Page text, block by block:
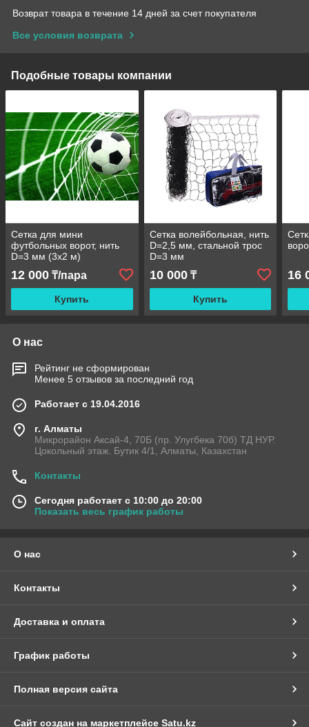
Возврат товара в течение 14 дней за счет покупателя
Все условия возврата
Подобные товары компании
Сетка для мини
футбольных ворот, нить
D=3 мм (3х2 м)
12 000 ₸/пара
Купить
Сетка волейбольная, нить
D=2,5 мм, стальной трос
D=3 мм
10 000₸
Купить
16
О нас
Рейтинг не сформирован
Менее 5 отзывов за последний год
Работает с 19.04.2016
г. Алматы
Микрорайон Аксай-4, 70Б (пр. Улугбека 70б) ТД НУР.
Цокольный этаж. Бутик 4/1, Алматы, Казахстан
Контакты
Сегодня работает с 10:00 до 20:00
Показать весь график работы
О нас
Контакты
Доставка и оплата
График работы
Полная версия сайта
Сайт создан на маркетплейсе Satu.kz